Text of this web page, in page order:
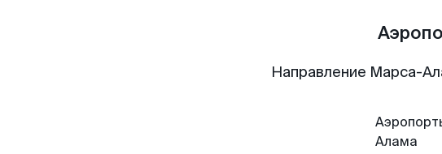
Направление Марса-
Алама